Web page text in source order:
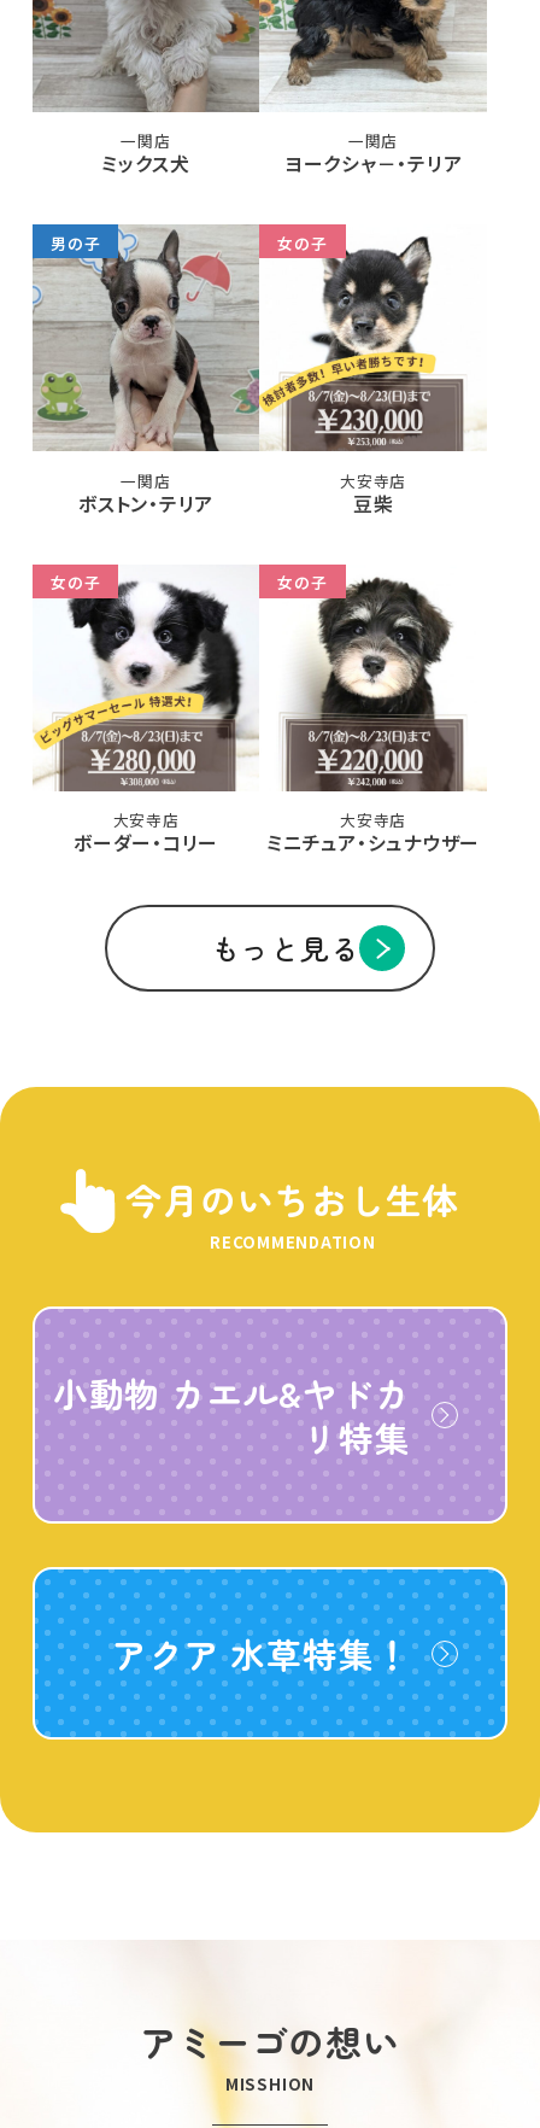
一関店
ミックス犬
一関店
ヨークシャ－・テリア
男の子
一関店
ボストン・テリア
女の子
大安寺店
豆柴
女の子
大安寺店
ボーダー・コリー
女の子
大安寺店
ミニチュア・シュナウザー
もっと見る
今月のいちおし生体
RECOMMENDATION
小動物 カエル&ヤドカ
リ特集
アクア 水草特集！
アミーゴの想い
MISSHION